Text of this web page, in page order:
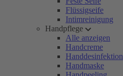
Flüssigseife
Intimreinigung
Handpflege
Alle anzeigen
Handcreme
Handdesinfektion
Handmaske